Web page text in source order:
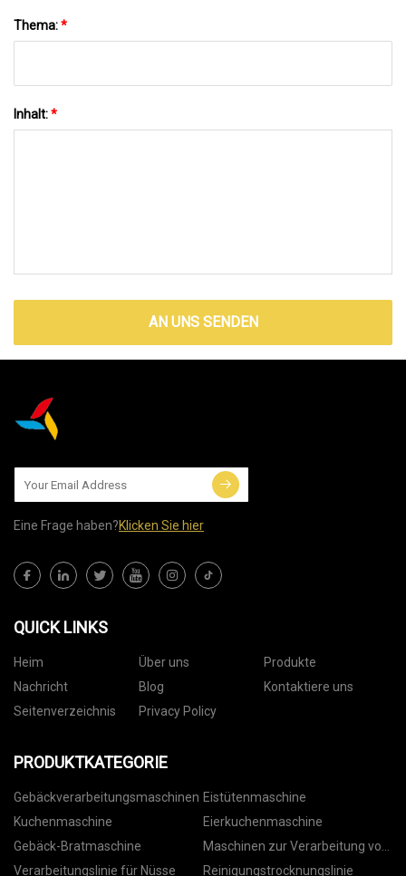
Thema:*
Inhalt:*
AN UNS SENDEN
Eine Frage haben?Klicken Sie hier
QUICK LINKS
Heim Über uns
Produkte
Nachricht
Blog
Kontaktiere uns
Seitenverzeichnis
Privacy Policy
PRODUKTKATEGORIE
Gebäckverarbeitungsmaschinen Eistütenmaschine
Kuchenmaschine
Eierkuchenmaschine
Gebäck-Bratmaschine
Maschinen zur Verarbeitung von
Nüssen
Verarbeitungslinie für Nüsse Reinigungstrocknungslinie